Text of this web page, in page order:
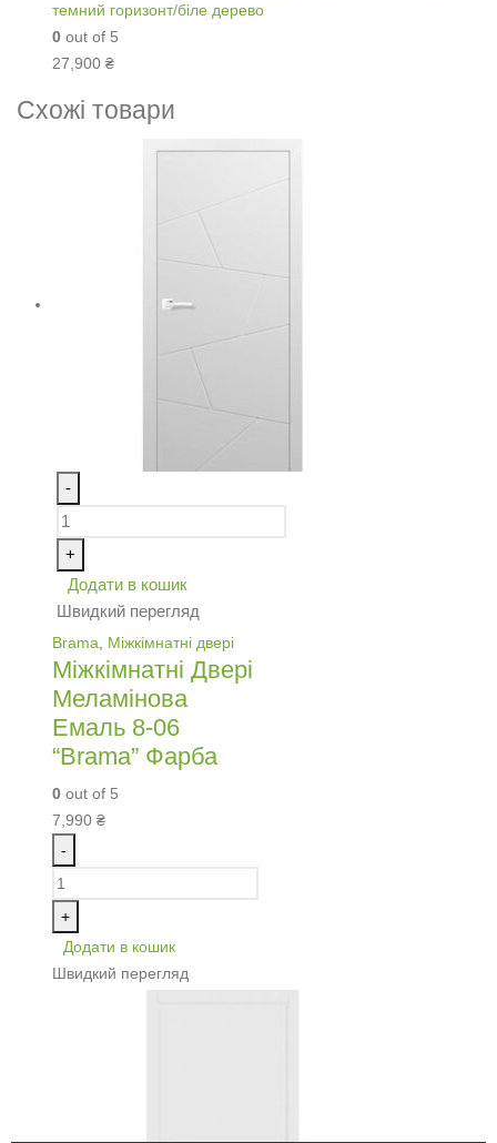
темний горизонт/біле дерево
0 out of 5
27,900 ₴
Схожі товари
-
+
Додати в кошик
Швидкий перегляд
Brama Міжкімнатні двері
Міжкімнатні Двері
Меламінова
Емаль 8-06
“Brama” Фарба
0 out of 5
7,990 ₴
-
+
Додати в кошик
Швидкий перегляд